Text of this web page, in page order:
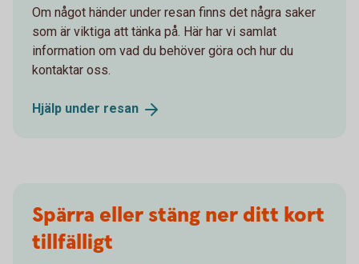
Om något händer under resan finns det några saker
som är viktiga att tänka på. Här har vi samlat
information om vad du behöver göra och hur du
kontaktar oss.
Hjälp under resan
Spärra eller stäng ner ditt kort
tillfälligt